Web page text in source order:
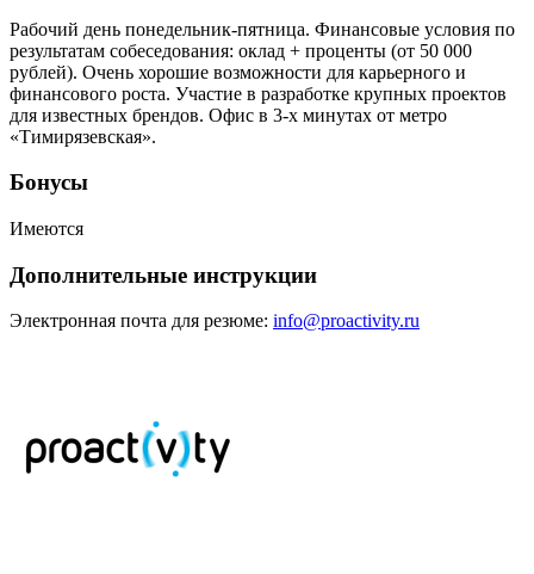
Рабочий день понедельник-пятница. Финансовые условия по
результатам собеседования: оклад + проценты (от 50 000
рублей). Очень хорошие возможности для карьерного и
финансового роста. Участие в разработке крупных проектов
для известных брендов. Офис в 3-х минутах от метро
«Тимирязевская».
Бонусы
Имеются
Дополнительные инструкции
Электронная почта для резюме: info@proactivity.ru